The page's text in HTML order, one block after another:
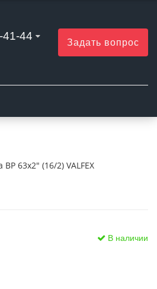
41-44 Задать вопрос
63х2" (16/2) VALFEX
В наличии